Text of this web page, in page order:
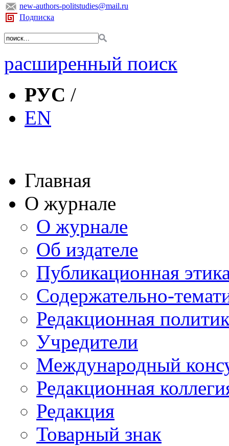
new-authors-politstudies@mail.ru
Подписка
расширенный поиск
РУС /
EN
Главная
О журнале
О журнале
Об издателе
Публикационная
Содержательно-
Редакционная
Учредители
Международный
Редакционная
Редакция
Товарный знак